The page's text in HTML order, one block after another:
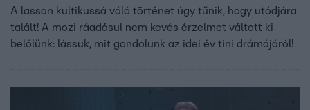
A lassan kultikussá váló történet úgy tűnik, hogy utódjára
talált! A mozi ráadásul nem kevés érzelmet váltott ki
belőlünk: lássuk, mit gondolunk az idei év tini drámájáról!